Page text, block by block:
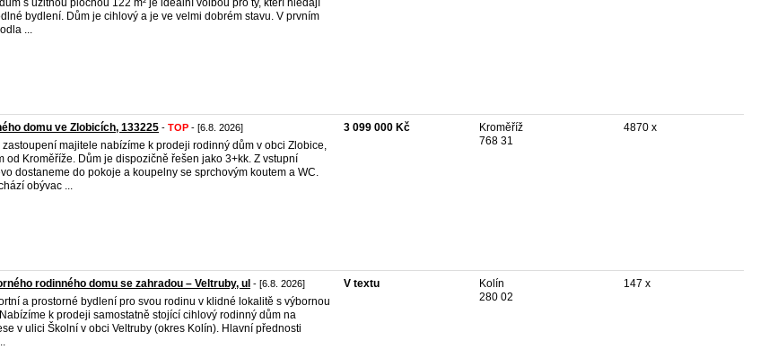
s užitnou plochou 122 m² je ideální volbou pro ty, kteří hledají
bydlení. Dům je cihlový a je ve velmi dobrém stavu. V prvním
...
domu ve Zlobicích, 133225 - TOP - [6.8. 2026]
zastoupení majitele nabízíme k prodeji rodinný dům v obci Zlobice,
od Kroměříže. Dům je dispozičně řešen jako 3+kk. Z vstupní
dostaneme do pokoje a koupelny se sprchovým koutem a WC.
obývac ...
3 099 000 Kč
Kroměříž
768 31
4870 x
rodinného domu se zahradou – Veltruby, ul - [6.8. 2026]
a prostorné bydlení pro svou rodinu v klidné lokalitě s výbornou
k prodeji samostatně stojící cihlový rodinný dům na
v ulici Školní v obci Veltruby (okres Kolín). Hlavní přednosti
V textu
Kolín
280 02
147 x